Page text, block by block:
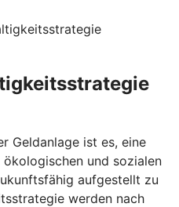
Geldanlage ist es, eine
und sozialen
aufgestellt zu
werden nach